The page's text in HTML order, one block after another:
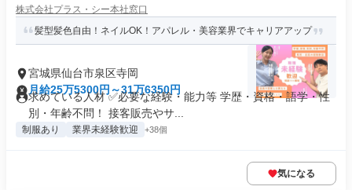
株式会社プラス・シー本社窓口
髪型髪色自由！ネイルOK！アパレル・美容業界でキャリアアップ
宮城県仙台市泉区寺岡
月給25万5300円～31万6350円
求めている人材 ✅必要な経験・能力等 学歴・資格・語学・性
別・年齢不問！ 接客販売やサ...
制服あり 業界未経験歓迎 +38個
気になる